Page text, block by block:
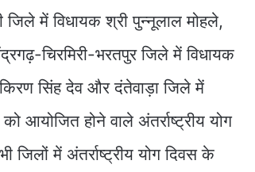
में विधायक श्री पुन्नूलाल मोहले,
चिरमिरी-भरतपुर जिले में विधायक
सिंह देव और दंतेवाड़ा जिले में
आयोजित होने वाले अंतर्राष्ट्रीय योग
में अंतर्राष्ट्रीय योग दिवस के